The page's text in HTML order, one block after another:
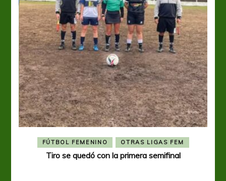
FÚTBOL FEMENINO OTRAS LIGAS FEM
Tiro se quedó con la primera semifinal